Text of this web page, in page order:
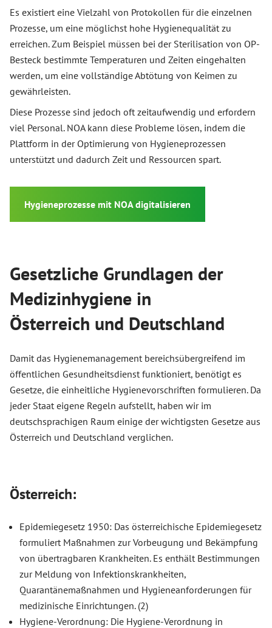
Es existiert eine Vielzahl von Protokollen für die einzelnen
Prozesse, um eine möglichst hohe Hygienequalität zu
erreichen. Zum Beispiel müssen bei der Sterilisation von OP-
Besteck bestimmte Temperaturen und Zeiten eingehalten
werden, um eine vollständige Abtötung von Keimen zu
gewährleisten.
Diese Prozesse sind jedoch oft zeitaufwendig und erfordern
viel Personal. NOA kann diese Probleme lösen, indem die
Plattform in der Optimierung von Hygieneprozessen
unterstützt und dadurch Zeit und Ressourcen spart.
Hygieneprozesse mit NOA digitalisieren
Gesetzliche Grundlagen der
Medizinhygiene in
Österreich und Deutschland
Damit das Hygienemanagement bereichsübergreifend im
öffentlichen Gesundheitsdienst funktioniert, benötigt es
Gesetze, die einheitliche Hygienevorschriften formulieren. Da
jeder Staat eigene Regeln aufstellt, haben wir im
deutschsprachigen Raum einige der wichtigsten Gesetze aus
Österreich und Deutschland verglichen.
Österreich:
Epidemiegesetz 1950: Das österreichische Epidemiegesetz
formuliert Maßnahmen zur Vorbeugung und Bekämpfung
von übertragbaren Krankheiten. Es enthält Bestimmungen
zur Meldung von Infektionskrankheiten,
Quarantänemaßnahmen und Hygieneanforderungen für
medizinische Einrichtungen. (2)
Hygiene-Verordnung: Die Hygiene-Verordnung in